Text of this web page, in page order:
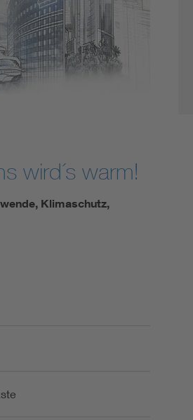
wird´s warm!
Klimaschutz,